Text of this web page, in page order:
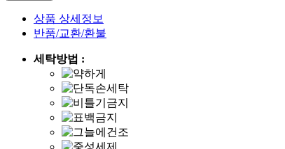
상품 상세정보
반품/교환/환불
세탁방법 :